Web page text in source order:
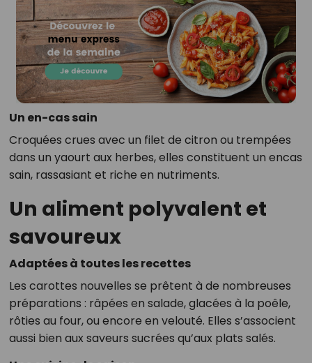
Un en-cas sain
Croquées crues avec un filet de citron ou trempées
dans un yaourt aux herbes, elles constituent un encas
sain, rassasiant et riche en nutriments.
Un aliment polyvalent et
savoureux
Adaptées à toutes les recettes
Les carottes nouvelles se prêtent à de nombreuses
préparations : râpées en salade, glacées à la poêle,
rôties au four, ou encore en velouté. Elles s’associent
aussi bien aux saveurs sucrées qu’aux plats salés.